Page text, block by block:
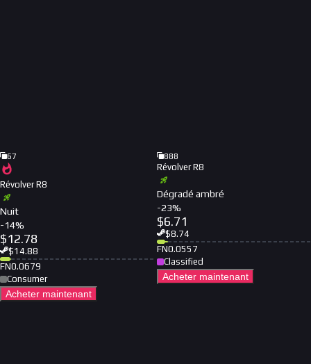
67
Révolver R8
Nuit
-14%
$12.78
$14.88
FN0.0679
Consumer
Acheter maintenant
888
Révolver R8
Dégradé ambré
-23%
$6.71
$8.74
FN0.0557
Classified
Acheter maintenant